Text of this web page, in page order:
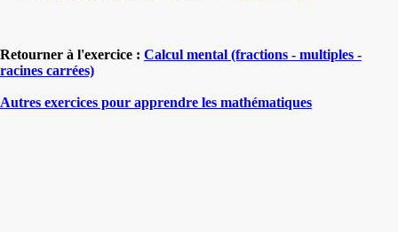
Retourner à l'exercice : Calcul mental (fractions - multiples -
racines carrées)
Autres exercices pour apprendre les mathématiques